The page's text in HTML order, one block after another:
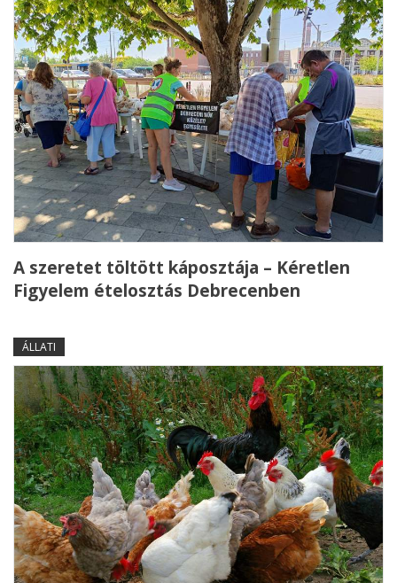
A szeretet töltött káposztája – Kéretlen
Figyelem ételosztás Debrecenben
ÁLLATI